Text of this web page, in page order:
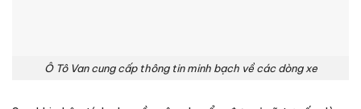
Ô Tô Van cung cấp thông tin minh bạch về các dòng xe